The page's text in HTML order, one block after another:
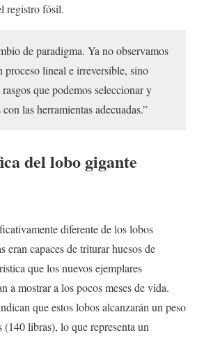
registro fósil.
de paradigma. Ya no observamos
lineal e irreversible, sino
que podemos seleccionar y
las herramientas adecuadas.”
del lobo gigante
diferente de los lobos
eran capaces de triturar huesos de
que los nuevos ejemplares
a mostrar a los pocos meses de vida.
que estos lobos alcanzarán un peso
libras), lo que representa un